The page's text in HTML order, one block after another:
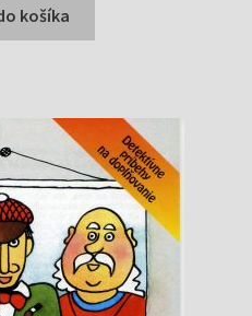
bola:
0,63 €.
je:
0,30 €.
košíka